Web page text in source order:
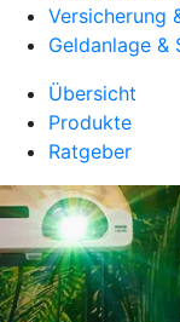
Versicherung
Geldanlage &
Übersicht
Produkte
Ratgeber